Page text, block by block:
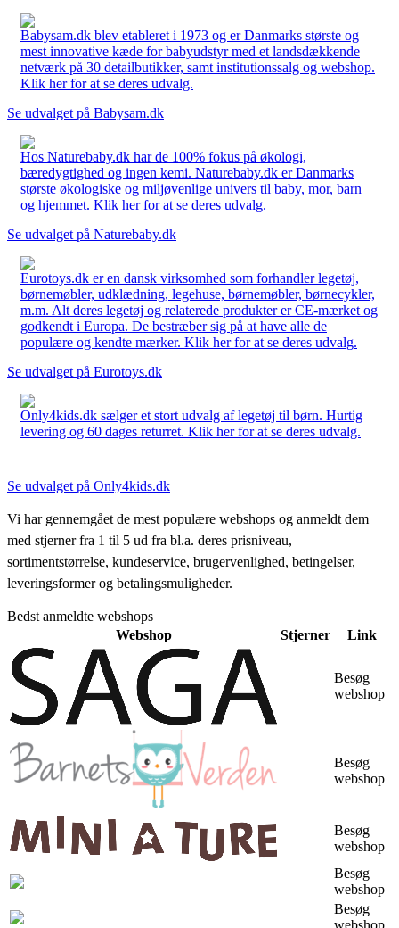
Babysam.dk blev etableret i 1973 og er Danmarks største og
mest innovative kæde for babyudstyr med et landsdækkende
netværk på 30 detailbutikker, samt institutionssalg og webshop.
Klik her for at se deres udvalg.
Se udvalget på Babysam.dk
Hos Naturebaby.dk har de 100% fokus på økologi,
bæredygtighed og ingen kemi. Naturebaby.dk er Danmarks
største økologiske og miljøvenlige univers til baby, mor, barn
og hjemmet. Klik her for at se deres udvalg.
Se udvalget på Naturebaby.dk
Eurotoys.dk er en dansk virksomhed som forhandler legetøj,
børnemøbler, udklædning, legehuse, børnemøbler, børnecykler,
m.m. Alt deres legetøj og relaterede produkter er CE-mærket og
godkendt i Europa. De bestræber sig på at have alle de
populære og kendte mærker. Klik her for at se deres udvalg.
Se udvalget på Eurotoys.dk
Only4kids.dk sælger et stort udvalg af legetøj til børn. Hurtig
levering og 60 dages returret. Klik her for at se deres udvalg.
Se udvalget på Only4kids.dk
Vi har gennemgået de mest populære webshops og anmeldt dem
med stjerner fra 1 til 5 ud fra bl.a. deres prisniveau,
sortimentstørrelse, kundeservice, brugervenlighed, betingelser,
leveringsformer og betalingsmuligheder.
Bedst anmeldte webshops
Webshop
Stjerner Link
Besøg
webshop
Besøg
webshop
Besøg
webshop
Besøg
webshop
Besøg
webshop